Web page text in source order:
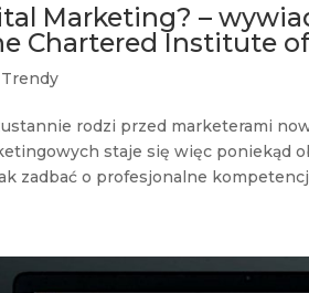
Marketing? –
Chartered Institute
Trendy
rodzi przed marketerami
staje się więc poniekąd
zadbać o profesjonalne